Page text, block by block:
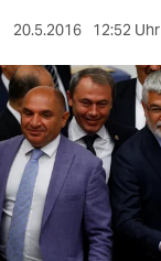
sport
berlin
nord
wahrheit
verlag
20.5.2016 12:52 Uhr